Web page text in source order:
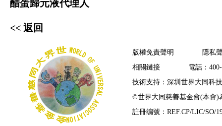
醋蛋歸元液代理人
<< 返回
版權免責聲明
隱私
相關鏈接
電話：
技術支持：深圳世界大同科
©世界大同慈善基金會(本會)
註冊编號：REF.CP/LIC/SO/